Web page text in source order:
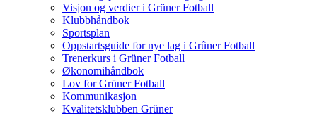
Visjon og verdier i Grüner Fotball
Klubbhåndbok
Sportsplan
Oppstartsguide for nye lag i Grûner Fotball
Trenerkurs i Grüner Fotball
Økonomihåndbok
Lov for Grüner Fotball
Kommunikasjon
Kvalitetsklubben Grüner